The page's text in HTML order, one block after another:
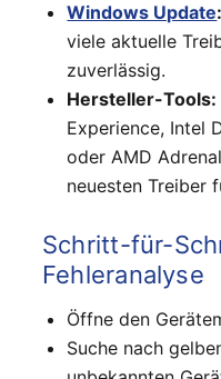
Windows Update:
viele aktuelle
zuverlässig.
Hersteller-Tools:
Experience, Intel
oder AMD
neuesten Treiber
Schritt-für-
Fehleranalyse
Öffne den
Suche nach